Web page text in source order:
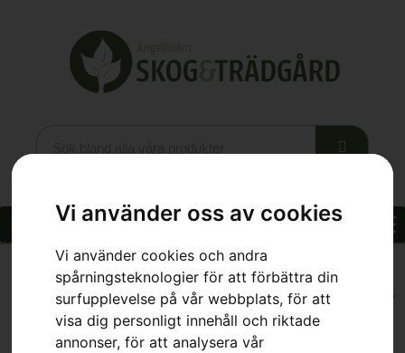
Vi använder oss av cookies
Vi använder cookies och andra
spårningsteknologier för att förbättra din
surfupplevelse på vår webbplats, för att
visa dig personligt innehåll och riktade
annonser, för att analysera vår
»Webbutik»Hem & Fritid»Grillar»Kamado Sumo Maxi 25″
– Svart